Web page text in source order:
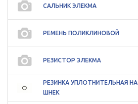
САЛЬНИК ЭЛЕКМА
РЕМЕНЬ ПОЛИКЛИНОВОЙ
РЕЗИСТОР ЭЛЕКМА
РЕЗИНКА УПЛОТНИТЕЛЬНАЯ НА
ШНЕК